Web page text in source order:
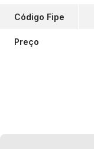
Código Fipe
Preço